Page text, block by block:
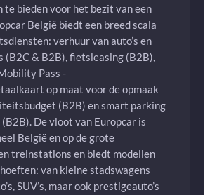
bieden voor het bezit van een
België biedt een breed scala
verhuur van auto’s en
(B2C & B2B), fietsleasing (B2B),
Pass -
op maat voor de opmaak
(B2B) en smart parking
De vloot van Europcar is
België en op de grote
treinstations en biedt modellen
van kleine stadswagens
SUV’s, maar ook prestigeauto’s